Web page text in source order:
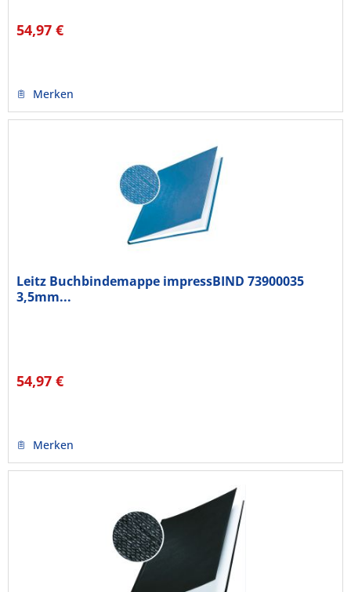
54,97 €
Merken
Leitz Buchbindemappe impressBIND 73900035
3,5mm...
54,97 €
Merken